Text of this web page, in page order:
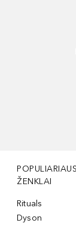
ŽENKLAI
Rituals
Dyson